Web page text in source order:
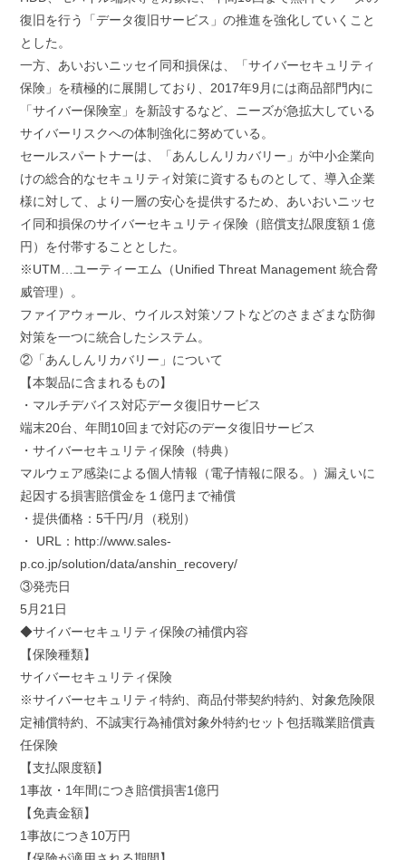
復旧を行う「データ復旧サービス」の推進を強化していくこと
とした。
一方、あいおいニッセイ同和損保は、「サイバーセキュリティ
保険」を積極的に展開しており、2017年9月には商品部門内に
「サイバー保険室」を新設するなど、ニーズが急拡大している
サイバーリスクへの体制強化に努めている。
セールスパートナーは、「あんしんリカバリー」が中小企業向
けの総合的なセキュリティ対策に資するものとして、導入企業
様に対して、より一層の安心を提供するため、あいおいニッセ
イ同和損保のサイバーセキュリティ保険（賠償支払限度額１億
円）を付帯することとした。
※UTM…ユーティーエム（Unified Threat Management 統合脅
威管理）。
ファイアウォール、ウイルス対策ソフトなどのさまざまな防御
対策を一つに統合したシステム。
②「あんしんリカバリー」について
【本製品に含まれるもの】
・マルチデバイス対応データ復旧サービス
端末20台、年間10回まで対応のデータ復旧サービス
・サイバーセキュリティ保険（特典）
マルウェア感染による個人情報（電子情報に限る。）漏えいに
起因する損害賠償金を１億円まで補償
・提供価格：5千円/月（税別）
・ URL：http://www.sales-
p.co.jp/solution/data/anshin_recovery/
③発売日
5月21日
◆サイバーセキュリティ保険の補償内容
【保険種類】
サイバーセキュリティ保険
※サイバーセキュリティ特約、商品付帯契約特約、対象危険限
定補償特約、不誠実行為補償対象外特約セット包括職業賠償責
任保険
【支払限度額】
1事故・1年間につき賠償損害1億円
【免責金額】
1事故につき10万円